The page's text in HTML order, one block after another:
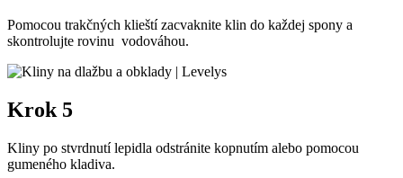
Pomocou trakčných klieští zacvaknite klin do každej spony a
skontrolujte rovinu vodováhou.
Krok 5
Kliny po stvrdnutí lepidla odstránite kopnutím alebo pomocou
gumeného kladiva.